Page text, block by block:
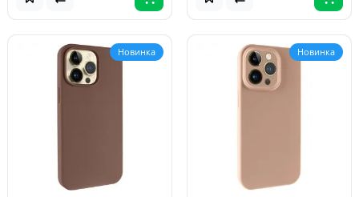
Новинка Новинка